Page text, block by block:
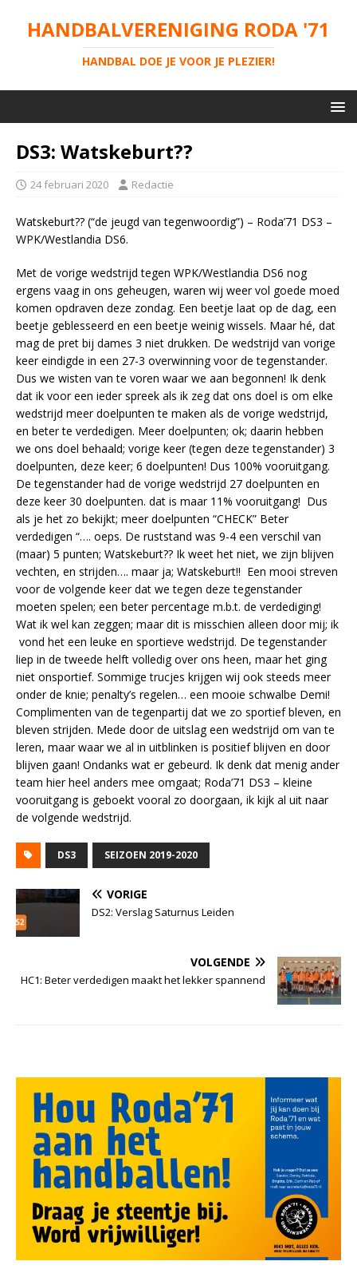
HANDBALVERENIGING RODA '71
HANDBAL DOE JE VOOR JE PLEZIER!
DS3: Watskeburt??
24 februari 2020 Redactie
Watskeburt?? (“de jeugd van tegenwoordig”) – Roda’71 DS3 –
WPK/Westlandia DS6.
Met de vorige wedstrijd tegen WPK/Westlandia DS6 nog
ergens vaag in ons geheugen, waren wij weer vol goede moed
komen opdraven deze zondag. Een beetje laat op de dag, een
beetje geblesseerd en een beetje weinig wissels. Maar hé, dat
mag de pret bij dames 3 niet drukken. De wedstrijd van vorige
keer eindigde in een 27-3 overwinning voor de tegenstander.
Dus we wisten van te voren waar we aan begonnen! Ik denk
dat ik voor een ieder spreek als ik zeg dat ons doel is om elke
wedstrijd meer doelpunten te maken als de vorige wedstrijd,
en beter te verdedigen. Meer doelpunten; ok; daarin hebben
we ons doel behaald; vorige keer (tegen deze tegenstander) 3
doelpunten, deze keer; 6 doelpunten! Dus 100% vooruitgang.
De tegenstander had de vorige wedstrijd 27 doelpunten en
deze keer 30 doelpunten. dat is maar 11% vooruitgang! Dus
als je het zo bekijkt; meer doelpunten “CHECK” Beter
verdedigen “…. oeps. De ruststand was 9-4 een verschil van
(maar) 5 punten; Watskeburt?? Ik weet het niet, we zijn blijven
vechten, en strijden…. maar ja; Watskeburt!! Een mooi streven
voor de volgende keer dat we tegen deze tegenstander
moeten spelen; een beter percentage m.b.t. de verdediging!
Wat ik wel kan zeggen; maar dit is misschien alleen door mij; ik
vond het een leuke en sportieve wedstrijd. De tegenstander
liep in de tweede helft volledig over ons heen, maar het ging
niet onsportief. Sommige trucjes krijgen wij ook steeds meer
onder de knie; penalty’s regelen… een mooie schwalbe Demi!
Complimenten van de tegenpartij dat we zo sportief bleven, en
bleven strijden. Mede door de uitslag een wedstrijd om van te
leren, maar waar we al in uitblinken is positief blijven en door
blijven gaan! Ondanks wat er gebeurd. Ik denk dat menig ander
team hier heel anders mee omgaat; Roda’71 DS3 – kleine
vooruitgang is geboekt vooral zo doorgaan, ik kijk al uit naar
de volgende wedstrijd.
DS3 SEIZOEN 2019-2020
VORIGE
DS2: Verslag Saturnus Leiden
VOLGENDE
HC1: Beter verdedigen maakt het lekker spannend